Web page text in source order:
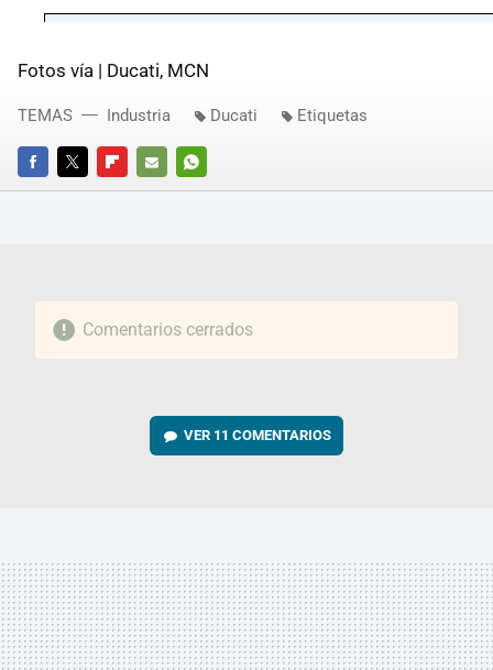
Fotos vía | Ducati, MCN
FACEBOOKTWITTERFLIPBOARD
E-
WHATSAPP
TEMAS Industria Ducati Etiquetas
Comentarios cerrados
VER 11 COMENTARIOS